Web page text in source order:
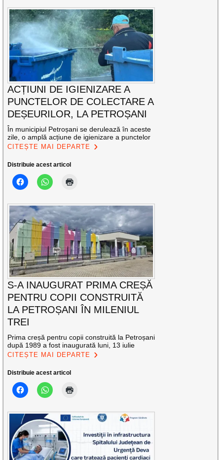
ACȚIUNI DE IGIENIZARE A
PUNCTELOR DE COLECTARE A
DEȘEURILOR, LA PETROȘANI
În municipiul Petroșani se derulează în aceste
zile, o amplă acțiune de igienizare a punctelor
CITEȘTE MAI DEPARTE
Distribuie acest articol
S-A INAUGURAT PRIMA CREȘĂ
PENTRU COPII CONSTRUITĂ
LA PETROȘANI ÎN MILENIUL
TREI
Prima creșă pentru copii construită la Petroșani
după 1989 a fost inaugurată luni, 13 iulie
CITEȘTE MAI DEPARTE
Distribuie acest articol